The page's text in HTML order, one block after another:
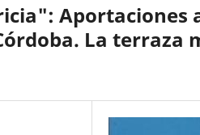
Aportaciones
La terraza